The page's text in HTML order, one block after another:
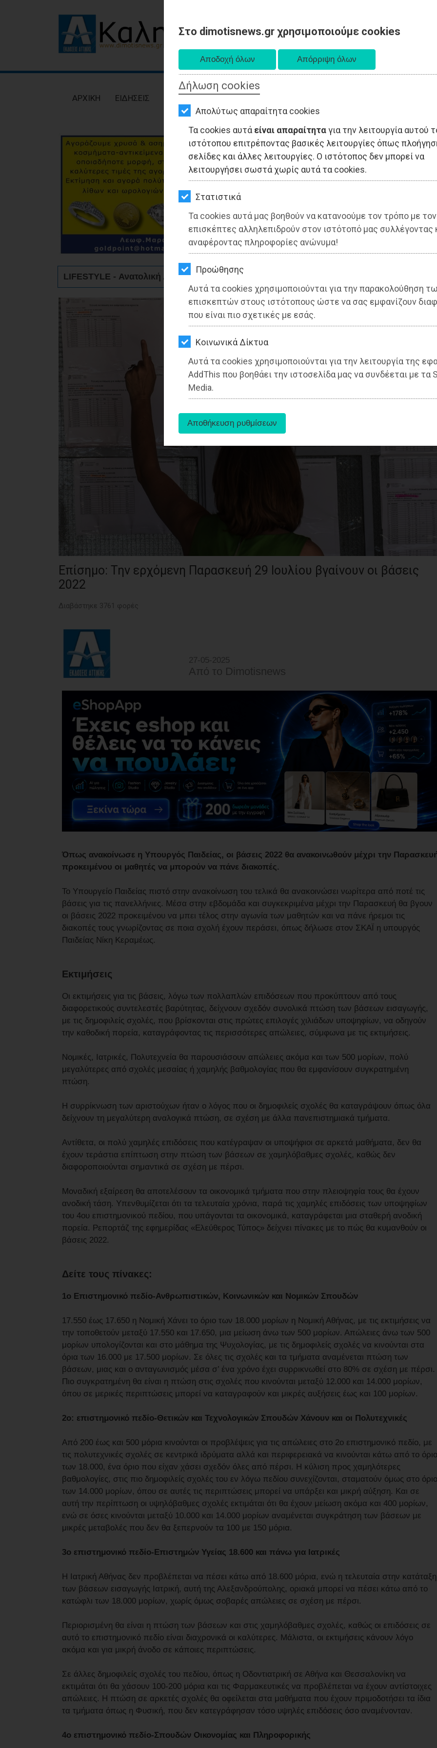
Στο dimotisnews.gr χρησιμοποιούμε cookies
Δήλωση cookies
Απολύτως απαραίτητα cookies
Τα cookies αυτά είναι απαραίτηταγια την λειτουργία αυτού
ιστότοπου επιτρέποντας βασικές λειτουργίες όπως
σελίδες και άλλες λειτουργίες. Ο ιστότοπος δεν μπορεί να
λειτουργήσει σωστά χωρίς αυτά τα cookies.
Στατιστικά
Τα cookies αυτά μας βοηθούν να κατανοούμε τον τρόπο με τον
επισκέπτες αλληλεπιδρούν στον ιστότοπό μας συλλέγοντας
αναφέροντας πληροφορίες ανώνυμα!
Προώθησης
Αυτά τα cookies χρησιμοποιούνται για την παρακολούθηση
επισκεπτών στους ιστότοπους ώστε να σας εμφανίζουν
που είναι πιο σχετικές με εσάς.
Kοινωνικά Δίκτυα
Αυτά τα cookies χρησιμοποιούνται για την λειτουργία της
AddThis που βοηθάει την ιστοσελίδα μας να συνδέεται με τα
Media.
ΕΙΔΗΣΕΙΣ
ΟΙΚΟΝΟΜΙΑ
ΑΘΛΗΤΙΣΜΟΣ
ΠΟΛΙΤΙΣΜΟΣ
LIFESTYLE
ΠΕΡΙΒΑΛΛΟΝ
ΑΓΓΕΛΙΕΣ
ΨΙΘΥΡΟΙ
ΑΡΘΡΩΝ
AΡΧΙΚΗ ΕΙΔΗΣΕΙΣ
LIFESTYLE - Ανατολική Αττική
Επίσημο: Την ερχόμενη Παρασκευή 29 Ιουλίου βγαίνουν οι βάσεις
2022
Διαβάστηκε 3761 φορές
27-05-2025
Από τo Dimotisnews
Όπως ανακοίνωσε η Υπουργός Παιδείας, οι βάσεις 2022 θα ανακοινωθούν μέχρι την
προκειμένου οι μαθητές να μπορούν να πάνε διακοπές.
Το Υπουργείο Παιδείας πιστό στην ανακοίνωση του τελικά θα ανακοινώσει νωρίτερα από ποτέ τις
βάσεις για τις πανελλήνιες. Μέσα στην εβδομάδα και συγκεκριμένα μέχρι την Παρασκευή θα βγουν
οι βάσεις 2022 προκειμένου να μπει τέλος στην αγωνία των μαθητών και να πάνε ήρεμοι τις
διακοπές τους γνωρίζοντας σε ποια σχολή έχουν περάσει, όπως δήλωσε στον ΣΚΑΪ η υπουργός
Παιδείας Νίκη Κεραμέως.
Εκτιμήσεις
Οι εκτιμήσεις για τις βάσεις, λόγω των πολλαπλών επιδόσεων που προκύπτουν από τους
διαφορετικούς συντελεστές βαρύτητας, δείχνουν σχεδόν συνολικά πτώση των βάσεων εισαγωγής,
με τις δημοφιλείς σχολές, που βρίσκονται στις πρώτες επιλογές χιλιάδων υποψηφίων, να οδηγούν
την καθοδική πορεία, καταγράφοντας τις περισσότερες απώλειες, σύμφωνα με τις εκτιμήσεις.
Νομικές, Ιατρικές, Πολυτεχνεία θα παρουσιάσουν απώλειες ακόμα και των 500 μορίων, πολύ
μεγαλύτερες από σχολές μεσαίας ή χαμηλής βαθμολογίας που θα εμφανίσουν συγκρατημένη
πτώση.
Η συρρίκνωση των αριστούχων ήταν ο λόγος που οι δημοφιλείς σχολές θα καταγράψουν όπως όλα
δείχνουν τη μεγαλύτερη αναλογικά πτώση, σε σχέση με άλλα πανεπιστημιακά τμήματα.
Αντίθετα, οι πολύ χαμηλές επιδόσεις που κατέγραψαν οι υποψήφιοι σε αρκετά μαθήματα, δεν θα
έχουν τεράστια επίπτωση στην πτώση των βάσεων σε χαμηλόβαθμες σχολές, καθώς δεν
διαφοροποιούνται σημαντικά σε σχέση με πέρσι.
Μοναδική εξαίρεση θα αποτελέσουν τα οικονομικά τμήματα που στην πλειοψηφία τους θα έχουν
ανοδική τάση. Υπενθυμίζεται ότι τα τελευταία χρόνια, παρά τις χαμηλές επιδόσεις των υποψηφίων
του 4ου επιστημονικού πεδίου, που υπάγονται τα οικονομικά, καταγράφεται μια σταθερή ανοδική
πορεία. Ρεπορτάζ της εφημερίδας «Ελεύθερος Τύπος» δείχνει πίνακες με το πώς θα κυμανθούν οι
βάσεις 2022.
Δείτε τους πίνακες:
1ο Επιστημονικό πεδίο-Ανθρωπιστικών, Κοινωνικών και Νομικών Σπουδών
17.550 έως 17.650 η Νομική Χάνει το όριο των 18.000 μορίων η Νομική Αθήνας, με τις εκτιμήσεις να
την τοποθετούν μεταξύ 17.550 και 17.650, μια μείωση άνω των 500 μορίων. Απώλειες άνω των 500
μορίων υπολογίζονται και στο μάθημα της Ψυχολογίας, με τις δημοφιλείς σχολές να κινούνται στα
όρια των 16.000 με 17.500 μορίων. Σε όλες τις σχολές και τα τμήματα αναμένεται πτώση των
βάσεων, μιας και ο ανταγωνισμός μέσα σ’ ένα χρόνο έχει συρρικνωθεί στο 80% σε σχέση με πέρσι.
Πιο συγκρατημένη θα είναι η πτώση στις σχολές που κινούνται μεταξύ 12.000 και 14.000 μορίων,
όπου σε μερικές περιπτώσεις μπορεί να καταγραφούν και μικρές αυξήσεις έως και 100 μορίων.
2ο: επιστημονικό πεδίο-Θετικών και Τεχνολογικών Σπουδών Χάνουν και οι Πολυτεχνικές
Από 200 έως και 500 μόρια κινούνται οι προβλέψεις για τις απώλειες στο 2ο επιστημονικό πεδίο, με
τις πολυτεχνικές σχολές σε κεντρικά ιδρύματα αλλά και περιφερειακά να κινούνται κάτω από το όριο
των 18.000, ένα όριο που είχαν χάσει σχεδόν όλες από πέρσι. Η κύλιση προς χαμηλότερες
βαθμολογίες, στις πιο δημοφιλείς σχολές του εν λόγω πεδίου συνεχίζονται, σταματούν όμως στο όριο
των 14.000 μορίων, όπου σε αυτές τις περιπτώσεις μπορεί να υπάρξει και μικρή αύξηση. Και σε
αυτή την περίπτωση οι υψηλόβαθμες σχολές εκτιμάται ότι θα έχουν μείωση ακόμα και 400 μορίων,
ενώ σε όσες κινούνται μεταξύ 10.000 και 14.000 μορίων αναμένεται συγκράτηση των βάσεων με
μικρές μεταβολές που δεν θα ξεπερνούν τα 100 με 150 μόρια.
3ο επιστημονικό πεδίο-Επιστημών Υγείας 18.600 και πάνω για Ιατρικές
Η Ιατρική Αθήνας δεν προβλέπεται να πέσει κάτω από 18.600 μόρια, ενώ η τελευταία στην κατάταξη
των βάσεων εισαγωγής Ιατρική, αυτή της Αλεξανδρούπολης, οριακά μπορεί να πέσει κάτω από το
κατώφλι των 18.000 μορίων, χωρίς όμως σοβαρές απώλειες σε σχέση με πέρσι.
Περιορισμένη θα είναι η πτώση των βάσεων και στις χαμηλόβαθμες σχολές, καθώς οι επιδόσεις σε
αυτό το επιστημονικό πεδίο είναι διαχρονικά οι καλύτερες. Μάλιστα, οι εκτιμήσεις κάνουν λόγο
ακόμα και για μικρή άνοδο σε κάποιες περιπτώσεις.
Σε άλλες δημοφιλείς σχολές του πεδίου, όπως η Οδοντιατρική σε Αθήνα και Θεσσαλονίκη να
εκτιμάται ότι θα χάσουν 100-200 μόρια και τις Φαρμακευτικές να προβλέπεται να έχουν αντίστοιχες
απώλειες. Η πτώση σε αρκετές σχολές θα οφείλεται στα μαθήματα που έχουν πριμοδοτήσει τα ίδια
τα τμήματα όπως η Φυσική, που δεν κατεγράφησαν τόσο υψηλές επιδόσεις όσο αναμένονταν.
4ο επιστημονικό πεδίο-Σπουδών Οικονομίας και Πληροφορικής